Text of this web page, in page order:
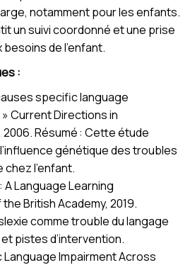
notamment pour les enfants.
un suivi coordonné et une prise
de l’enfant.
:
specific language
Current Directions in
Résumé : Cette étude
génétique des troubles
l’enfant.
A Language Learning
British Academy, 2019.
comme trouble du langage
pistes d’intervention.
Language Impairment Across